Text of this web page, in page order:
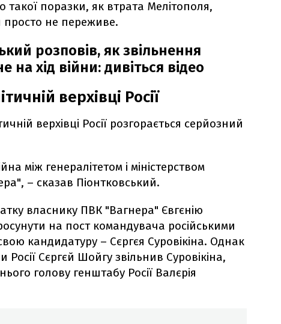
поразки, як втрата Мелітополя,
просто не переживе.
розповів, як звільнення
на хід війни: дивіться відео
верхівці Росії
верхівці Росії розгорається серйозний
між генералітетом і міністерством
– сказав Піонтковський.
власнику ПВК "Вагнера" Євгєнію
на пост командувача російськими
кандидатуру – Сєргєя Суровікіна. Однак
Росії Сєргєй Шойгу звільнив Суровікіна,
голову генштабу Росії Валєрія